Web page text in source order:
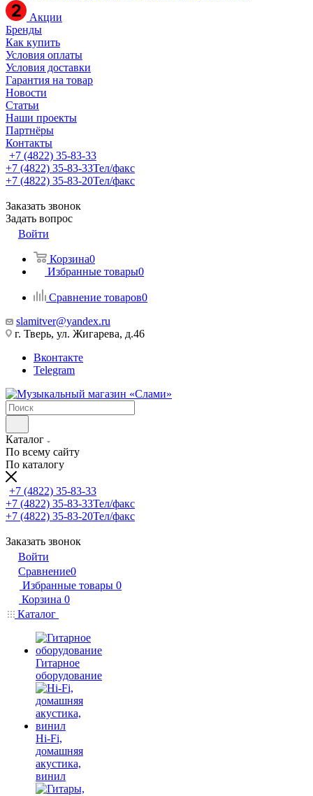
Акции
Бренды
Как купить
Условия оплаты
Условия доставки
Гарантия на товар
Новости
Статьи
Наши проекты
Партнёры
Контакты
+7 (4822) 35-83-33
+7 (4822) 35-83-33Тел/факс
+7 (4822) 35-83-20Тел/факс
Заказать звонок
Задать вопрос
Войти
Корзина0
Избранные товары0
Сравнение товаров0
slamitver@yandex.ru
г. Тверь, ул. Жигарева, д.46
Вконтакте
Telegram
Каталог
По всему сайту
По каталогу
+7 (4822) 35-83-33
+7 (4822) 35-83-33Тел/факс
+7 (4822) 35-83-20Тел/факс
Заказать звонок
Войти
Сравнение0
Избранные товары 0
Корзина 0
Каталог
Гитарное
оборудование
Hi-Fi,
домашняя
акустика,
винил